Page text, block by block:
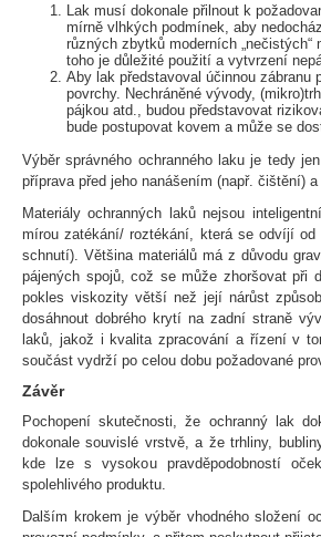
Lak musí dokonale přilnout k
mírně vlhkých podmínek, aby
různých zbytků moderních
toho je důležité použití a vytvrzení
Aby lak představoval účinnou
povrchy. Nechráněné vývody,
pájkou atd., budou představovat
bude postupovat kovem a může se
Výběr správného ochranného laku je tedy
příprava před jeho nanášením (např. čištění)
Materiály ochranných laků nejsou
mírou zatékání/ roztékání, která se odvíjí od
schnutí). Většina materiálů má z důvodu
pájených spojů, což se může zhoršovat při
pokles viskozity větší než její nárůst
dosáhnout dobrého krytí na zadní straně
laků, jakož i kvalita zpracování a řízení v
součást vydrží po celou dobu požadované
Závěr
Pochopení skutečnosti, že ochranný lak
dokonale souvislé vrstvě, a že trhliny,
kde lze s vysokou pravděpodobností
spolehlivého produktu.
Dalším krokem je výběr vhodného složení